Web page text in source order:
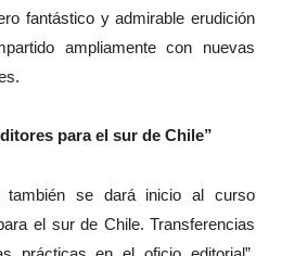
fantástico y admirable erudición
ampliamente con nuevas
para el sur de Chile”
se dará inicio al curso
el sur de Chile. Transferencias